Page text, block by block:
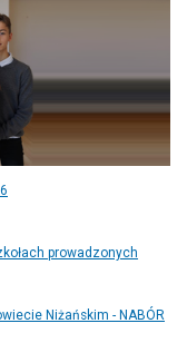
prowadzonych
Niżańskim - NABÓR